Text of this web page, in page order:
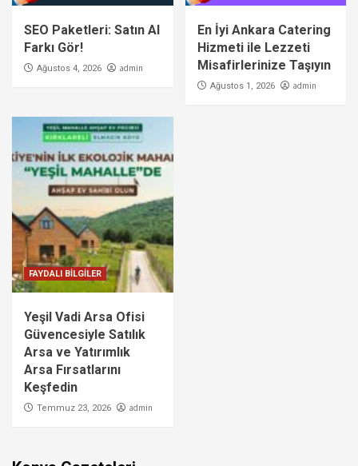
SEO Paketleri: Satın Al
Farkı Gör!
Ağustos 4, 2026 admin
En İyi Ankara Catering
Hizmeti ile Lezzeti
Misafirlerinize Taşıyın
Ağustos 1, 2026 admin
FAYDALI BİLGİLER
Yeşil Vadi Arsa Ofisi
Güvencesiyle Satılık
Arsa ve Yatırımlık
Arsa Fırsatlarını
Keşfedin
Temmuz 23, 2026 admin